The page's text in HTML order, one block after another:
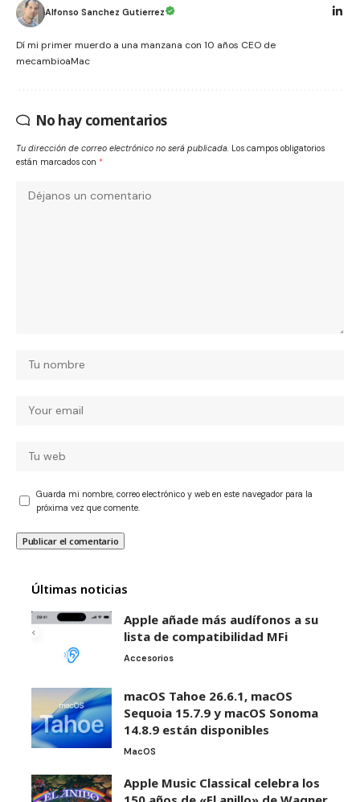
Alfonso Sanchez Gutierrez
Dí mi primer muerdo a una manzana con 10 años CEO de
mecambioaMac
No hay comentarios
Tu dirección de correo electrónico no será publicada. Los campos obligatorios
están marcados con *
Guarda mi nombre, correo electrónico y web en este navegador para la
próxima vez que comente.
Últimas noticias
Apple añade más audífonos a su
lista de compatibilidad MFi
Accesorios
macOS Tahoe 26.6.1, macOS
Sequoia 15.7.9 y macOS Sonoma
14.8.9 están disponibles
MacOS
Apple Music Classical celebra los